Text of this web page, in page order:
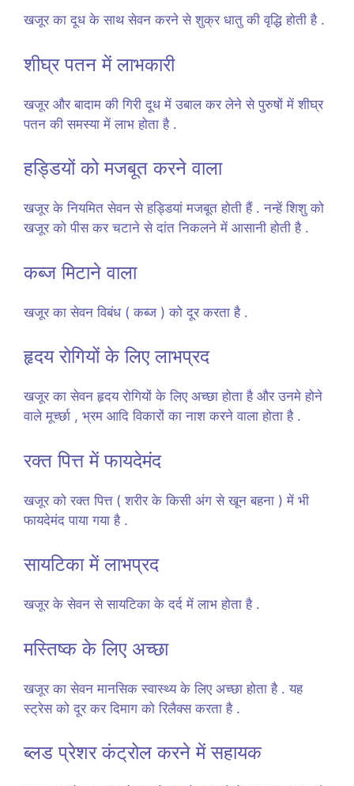
खजूर का दूध के साथ सेवन करने से शुक्र धातु की वृद्धि होती है .
शीघ्र पतन में लाभकारी
खजूर और बादाम की गिरी दूध में उबाल कर लेने से पुरुषों में शीघ्र
पतन की समस्या में लाभ होता है .
हड्डियों को मजबूत करने वाला
खजूर के नियमित सेवन से हड्डियां मजबूत होती हैं . नन्हें शिशु को
खजूर को पीस कर चटाने से दांत निकलने में आसानी होती है .
कब्ज मिटाने वाला
खजूर का सेवन विबंध ( कब्ज ) को दूर करता है .
हृदय रोगियों के लिए लाभप्रद
खजूर का सेवन हृदय रोगियों के लिए अच्छा होता है और उनमे होने
वाले मूर्च्छा , भ्रम आदि विकारों का नाश करने वाला होता है .
रक्त पित्त में फायदेमंद
खजूर को रक्त पित्त ( शरीर के किसी अंग से खून बहना ) में भी
फायदेमंद पाया गया है .
सायटिका में लाभप्रद
खजूर के सेवन से सायटिका के दर्द में लाभ होता है .
मस्तिष्क के लिए अच्छा
खजूर का सेवन मानसिक स्वास्थ्य के लिए अच्छा होता है . यह
स्ट्रेस को दूर कर दिमाग को रिलैक्स करता है .
ब्लड प्रेशर कंट्रोल करने में सहायक